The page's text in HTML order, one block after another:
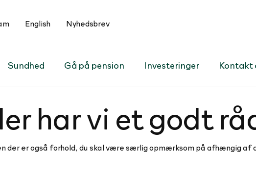
English Nyhedsbrev
Sundhed Gå på pension Investeringer Kontakt
har vi et godt
der er også forhold, du skal være særlig opmærksom på afhængig af